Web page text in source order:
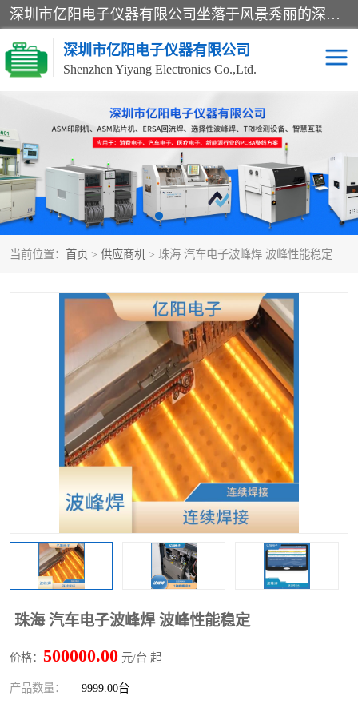
深圳市亿阳电子仪器有限公司坐落于风景秀丽的深圳市光明区，集SMT设备销售务为一体，努力为客户提供电子装配解决方案。与行业**SMT设备厂商：ASM（印刷机，锡膏检查机，贴片机），德国ERSA（爱莎）建立了稳固的代理合作关系，销售的设备一直保持**电子装配行业未来发展方向，能够满足客户各种繁杂产品的生产应用。
深圳市亿阳电子仪器有限公司
Shenzhen Yiyang Electronics Co.,Ltd.
当前位置： 首页 > 供应商机 > 珠海 汽车电子波峰焊 波峰性能稳定
珠海 汽车电子波峰焊 波峰性能稳定
价格： 500000.00 元/台 起
产品数量： 9999.00台
SX全自动高速贴片机 E系列中速贴片机
NeoHorizon全自动锡膏印
刷机
选择性波峰焊
VERSAFLOW-335
回流焊HOTFLOW 3/20e 波峰焊
BGA返修台HR600/2 自动光学检测TR7700QE
自动X射线检测机TR7600 组装电路板测试机
TR5001
自动光学检测TR7710 XS全自动高速贴片机
TX 全自动高速贴片机